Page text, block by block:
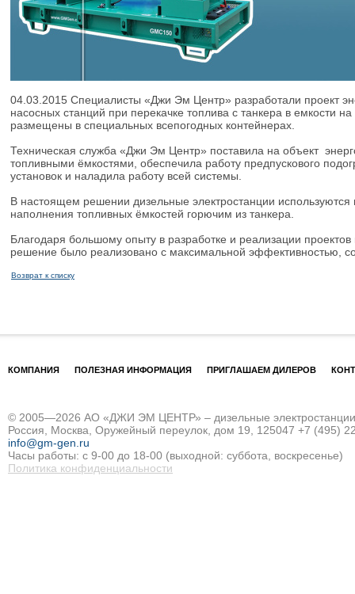
04.03.2015 Специалисты «Джи Эм Центр» разработали проект
насосных станций при перекачке топлива с танкера в емкости
размещены в специальных всепогодных контейнерах.
Техническая служба «Джи Эм Центр» поставила на объект
топливными ёмкостями, обеспечила работу предпускового
установок и наладила работу всей системы.
В настоящем решении дизельные электростанции используются
наполнения топливных ёмкостей горючим из танкера.
Благодаря большому опыту в разработке и реализации
решение было реализовано с максимальной эффективностью,
Возврат к списку
КОМПАНИЯ ПОЛЕЗНАЯ ИНФОРМАЦИЯ ПРИГЛАШАЕМ ДИЛЕРОВ
© 2005—2026 АО «ДЖИ ЭМ ЦЕНТР» – дизельные электростанции
Россия, Москва, Оружейный переулок, дом 19, 125047 +7 (495)
info@gm-gen.ru
Часы работы: с 9-00 до 18-00 (выходной: суббота, воскресенье)
Политика конфиденциальности